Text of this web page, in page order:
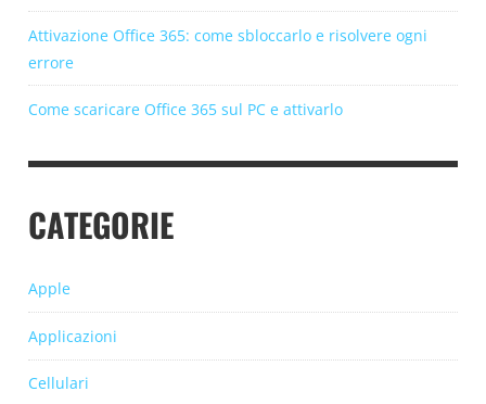
Attivazione Office 365: come sbloccarlo e risolvere ogni
errore
Come scaricare Office 365 sul PC e attivarlo
CATEGORIE
Apple
Applicazioni
Cellulari